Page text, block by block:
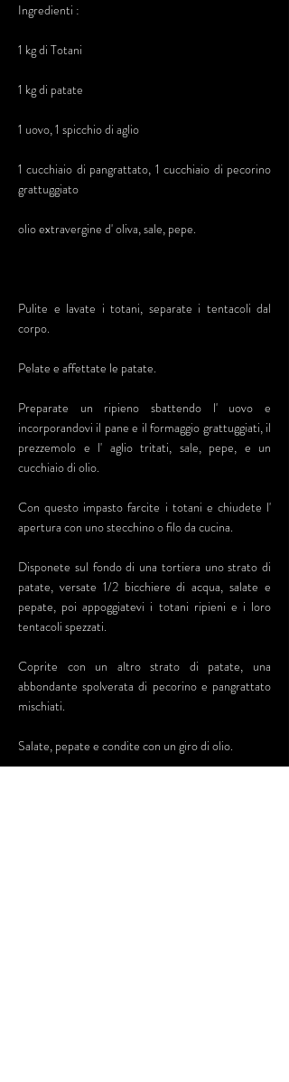
Ingredienti :
1 kg di Totani
1 kg di patate
1 uovo, 1 spicchio di aglio
1 cucchiaio di pangrattato, 1 cucchiaio di pecorino
grattuggiato
olio extravergine d' oliva, sale, pepe.
Pulite e lavate i totani, separate i tentacoli dal
corpo.
Pelate e affettate le patate.
Preparate un ripieno sbattendo l' uovo e
incorporandovi il pane e il formaggio grattuggiati, il
prezzemolo e l' aglio tritati, sale, pepe, e un
cucchiaio di olio.
Con questo impasto farcite i totani e chiudete l'
apertura con uno stecchino o filo da cucina.
Disponete sul fondo di una tortiera uno strato di
patate, versate 1/2 bicchiere di acqua, salate e
pepate, poi appoggiatevi i totani ripieni e i loro
tentacoli spezzati.
Coprite con un altro strato di patate, una
abbondante spolverata di pecorino e pangrattato
mischiati.
Salate, pepate e condite con un giro di olio.